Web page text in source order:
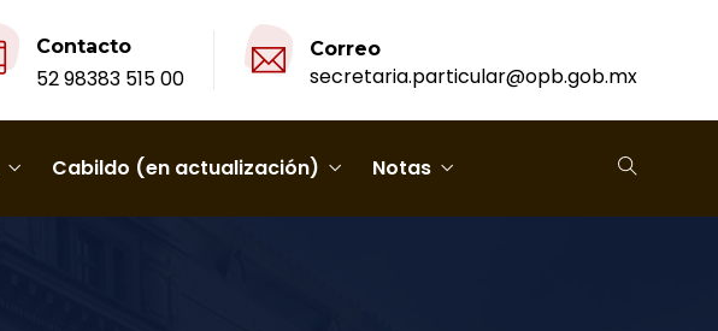
Contacto
52 98383 515 00
Correo
secretaria.particular@opb.gob.mx
Cabildo (en actualización) Notas